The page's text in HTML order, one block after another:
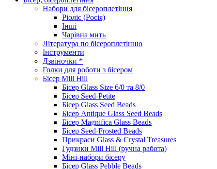
Набори для бісероплетіння
Ріоліс (Росія)
Інші
Чарівна мить
Література по бісероплетінню
Інструменти
Дзвіночки *
Голки для роботи з бісером
Бісер Mill Hill
Бісер Glass Size 6/0 та 8/0
Бісер Seed-Petite
Бісер Glass Seed Beads
Бісер Antique Glass Seed Beads
Бісер Magnifica Glass Beads
Бісер Seed-Frosted Beads
Прикраси Glass & Crystal Treasures
Гудзики Mill Hill (ручна работа)
Міні-набори бісеру
Бісер Glass Pebble Beads